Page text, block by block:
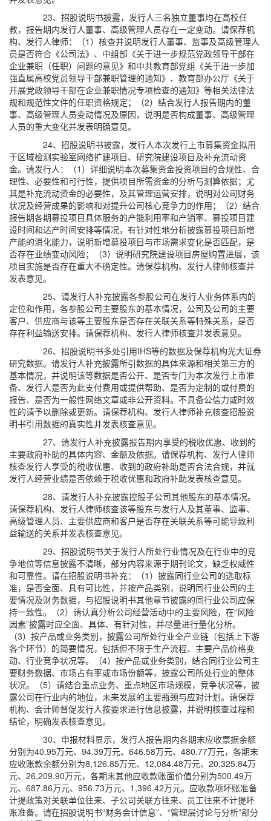
23、招股说明书披露，发行人三名独立董事均在高校任
教，报告期内发行人董事、高级管理人员存在一定变动。请保荐机
构、发行人律师：（1）核查并说明发行人董事、监事及高级管理人
员是否符合《公司法》、中组部《关于进一步规范党政领导干部在
企业兼职（任职）问题的意见》和中共教育部党组《关于进一步加
强直属高校党员领导干部兼职管理的通知》、教育部办公厅《关于
开展党政领导干部在企业兼职情况专项检查的通知》等相关法律法
规和规范性文件的任职资格规定；（2）结合发行人报告期内的董
事、高级管理人员变动情况及原因，说明是否构成董事、高级管理
人员的重大变化并发表明确意见。
24、招股说明书披露，发行人本次发行上市募集资金拟用
于区域检测实验室网络扩建项目、研究院建设项目及补充流动资
金。请发行人：（1）详细说明本次募集资金投资项目的合规性、合
理性、必要性和可行性，提供项目所需资金的分析与测算依据；尤
其是补充流动资金的必要性，及其管理运营安排，说明对公司财务
状况及经营成果的影响和对提升公司核心竞争力的作用；（2）结合
报告期各期募投项目具体服务的产能利用率和产销率、募投项目建
设时间和达产时间安排等情况，有针对性地分析披露募投项目新增
产能的消化能力，说明新增募投项目与市场需求变化是否匹配，是
否存在业绩变动风险；（3）说明研究院建设项目房屋购置进展，该
项目实施是否存在重大不确定性。请保荐机构、发行人律师核查并
发表意见。
25、请发行人补充披露各参股公司在发行人业务体系内的
定位和作用，各参股公司主要股东的基本情况，公司及公司的主要
客户、供应商与该等主要股东是否存在关联关系等特殊关系，是否
存在利益输送安排。请保荐机构、发行人律师核查并发表意见。
26、招股说明书多处引用IHS等的数据及保荐机构光大证券
研究数据。请发行人补充披露所引数据的具体来源和相关第三方的
基本情况，并说明该等数据是否公开、是否专门为本次发行上市准
备、发行人是否为此支付费用或提供帮助、是否为定制的或付费的
报告、是否为一般性网络文章或非公开资料。不具备公信力或时效
性的请予以删除或更新。请保荐机构、发行人律师补充核查招股说
明书引用数据的真实性并发表核查意见。
27、请发行人补充披露报告期内享受的税收优惠、收到的
主要政府补助的具体内容、金额及依据。请保荐机构、发行人律师
核查发行人享受的税收优惠、收到的政府补助是否合法合规，并就
发行人经营业绩是否依赖于税收优惠和政府补助发表核查意见。
28、请发行人补充披露控股子公司其他股东的基本情况。
请保荐机构、发行人律师核查该等股东与发行人及其董事、监事、
高级管理人员、主要供应商和客户是否存在关联关系等可能导致利
益输送的关系并发表核查意见。
29、招股说明书关于发行人所处行业情况及在行业中的竞
争地位等信息披露不清晰，部分内容来源于期刊论文，缺乏权威性
和可靠性。请在招股说明书补充：（1）披露同行业公司的选取标
准，是否全面、具有可比性，并按产品类别，说明同行业公司的主
要情况及财务数据，与招股说明书其他章节披露的同行业公司应保
持一致性。（2）请认真分析公司经营活动中的主要风险，在“风险
因素”披露时应全面、具体、有针对性，并尽量进行量化分析。
（3）按产品或业务类别，披露公司所处行业全产业链（包括上下游
各个环节）的简要情况，包括但不限于生产流程、主要产品价格变
动、行业竞争状况等。（4）按产品或业务类别，结合同行业公司主
要财务数据、市场占有率或市场份额等，披露公司所处行业的整体
状况。（5）请结合重点业务、重点地区市场规模，竞争状况等，披
露公司在行业内的地位，未来发展的主要瓶颈与应对计划。请保荐
机构、会计师督促发行人按要求进行信息披露，并说明核查过程和
结论，明确发表核查意见。
30、申报材料显示，发行人报告期内各期末应收票据余额
分别为40.95万元、94.39万元、646.58万元、480.77万元，各期末
应收账款余额分别为8,126.85万元、12,084.48万元、20,325.84万
元、26,209.90万元，各期末其他应收款账面价值分别为500.49万
元、687.86万元、956.73万元、1,396.42万元。应收款项坏账准备
计提政策对关联单位往来、子公司关联方往来、员工往来不计提坏
账准备。请在招股说明书“财务会计信息”、“管理层讨论与分析”部分